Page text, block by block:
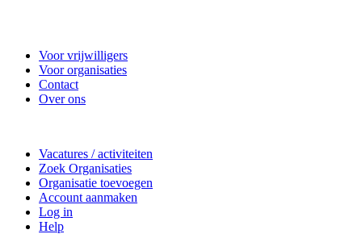
Voor vrijwilligers
Voor organisaties
Contact
Over ons
Vacatures / activiteiten
Zoek Organisaties
Organisatie toevoegen
Account aanmaken
Log in
Help